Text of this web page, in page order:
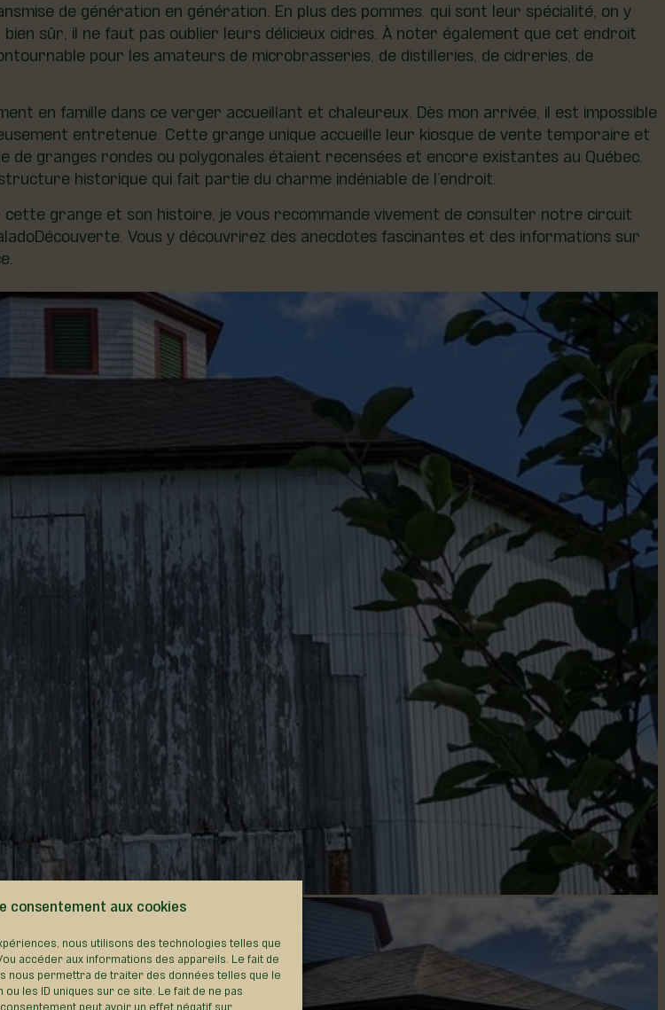
consentement aux cookies
nous utilisons des technologies telles que
accéder aux informations des appareils. Le fait de
nous permettra de traiter des données telles que le
les ID uniques sur ce site. Le fait de ne pas
peut avoir un effet négatif sur
de génération en génération. En plus des pommes, qui sont leur spécialité, on y
sûr, il ne faut pas oublier leurs délicieux cidres. À noter également que cet endroit
pour les amateurs de microbrasseries, de distilleries, de cidreries, de
en famille dans ce verger accueillant et chaleureux. Dès mon arrivée, il est impossible
entretenue. Cette grange unique accueille leur kiosque de vente temporaire et
de granges rondes ou polygonales étaient recensées et encore existantes au Québec.
historique qui fait partie du charme indéniable de l’endroit.
grange et son histoire, je vous recommande vivement de consulter notre circuit
Vous y découvrirez des anecdotes fascinantes et des informations sur